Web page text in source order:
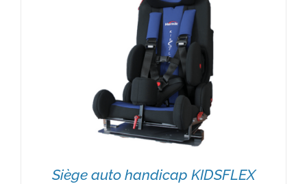
2
Siège auto handicap KIDSFLEX